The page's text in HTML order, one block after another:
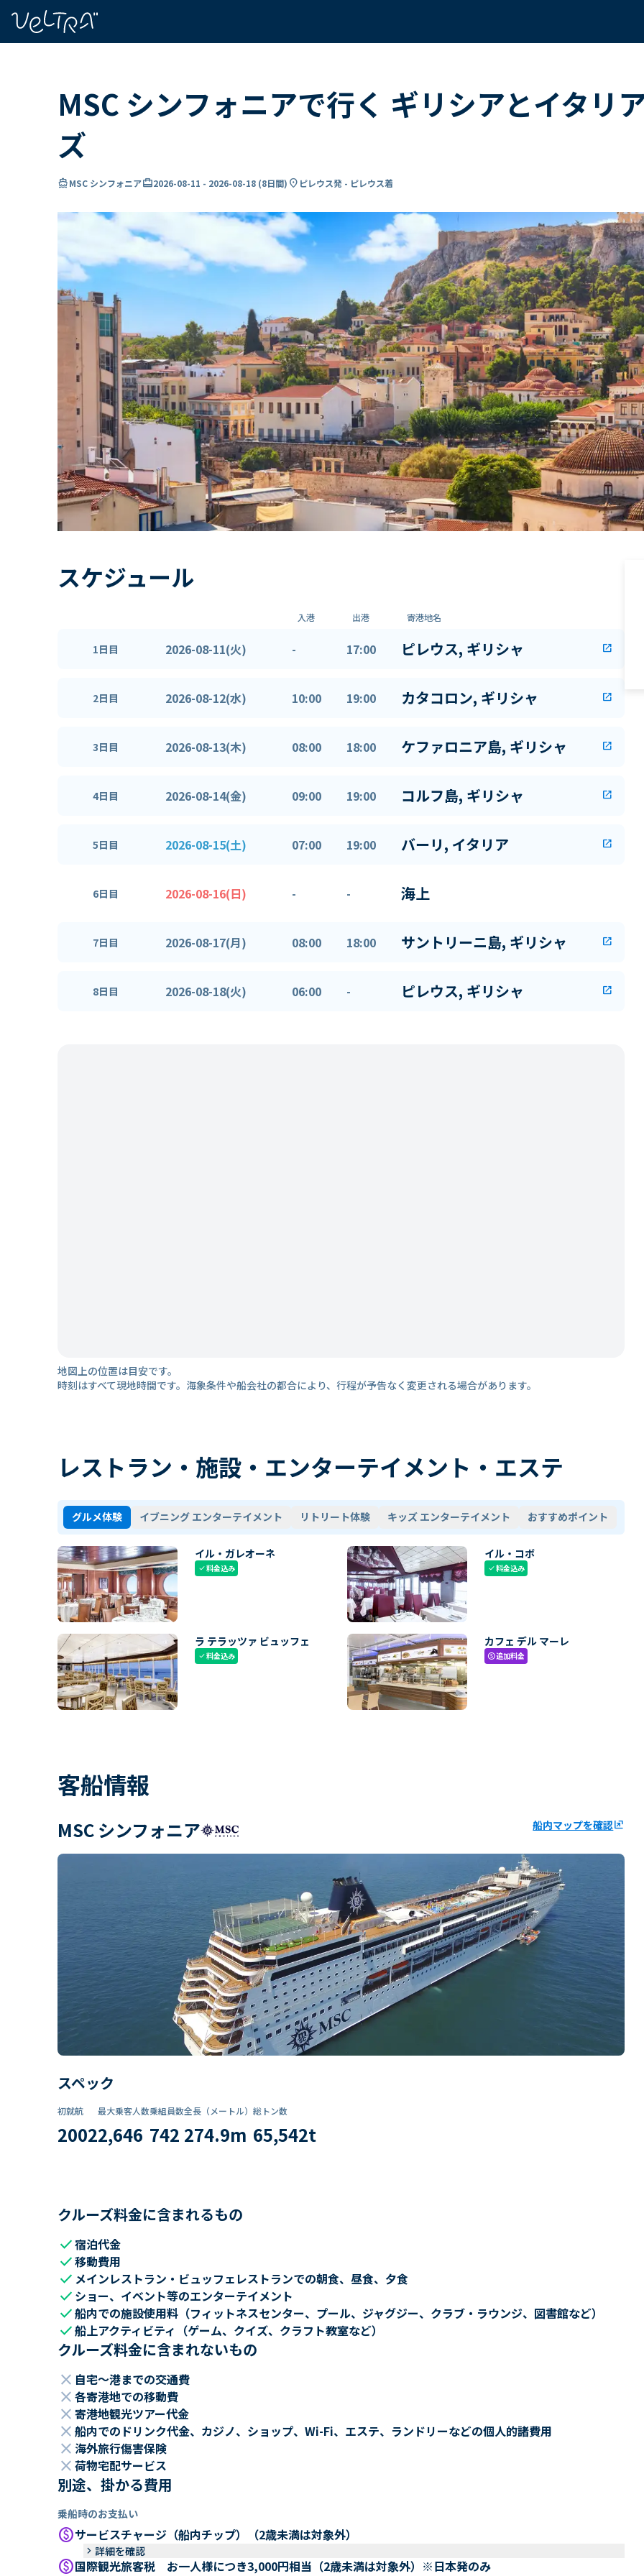
MSC シンフォニアで行く ギリシアとイタリ
ズ
directions_boatMSC シンフォニアcard_travel2026-08-11 - 2026-08-18 (8日間) location_on ピレウス発 - ピレウス着
スケジュール
入港 出港 寄港地名
1日目 2026-08-11(火) - 17:00 ピレウス, ギリシャ open_in_new
2日目 2026-08-12(水) 10:00 19:00 カタコロン, ギリシャ open_in_new
3日目 2026-08-13(木) 08:00 18:00 ケファロニア島, ギリシャ open_in_new
4日目 2026-08-14(金) 09:00 19:00 コルフ島, ギリシャ open_in_new
5日目 2026-08-15(土) 07:00 19:00 バーリ, イタリア open_in_new
6日目 2026-08-16(日) - - 海上
7日目 2026-08-17(月) 08:00 18:00 サントリーニ島, ギリシャ open_in_new
8日目 2026-08-18(火) 06:00 - ピレウス, ギリシャ open_in_new
地図上の位置は目安です。
時刻はすべて現地時間です。海象条件や船会社の都合により、行程が予告なく変更される場合があります。
レストラン・施設・エンターテイメント・エステ
グルメ体験 イブニング エンターテイメント リトリート体験 キッズ エンターテイメント おすすめポイント
イル・ガレオーネ
check料金込み
イル・コボ
check料金込み
ラ テラッツァ ビュッフェ
check料金込み
カフェ デル マーレ
paid追加料金
客船情報
MSC シンフォニア 船内マップを確認ungroup
スペック
初就航
2002
最大乗客人数
2,646
乗組員数​
742
全長（メートル）
274.9m
総トン数​
65,542t
クルーズ料金に含まれるもの
check宿泊代金
check移動費用
check メインレストラン・ビュッフェレストランでの朝食、昼食、夕食
check ショー、イベント等のエンターテイメント
check船内での施設使用料（フィットネスセンター、プール、ジャグジー、クラブ・ラウンジ、図書館など）
check船上アクティビティ（ゲーム、クイズ、クラフト教室など）
クルーズ料金に含まれないもの
close 自宅～港までの交通費
close 各寄港地での移動費
close 寄港地観光ツアー代金
close 船内でのドリンク代金、カジノ、ショップ、Wi-Fi、エステ、ランドリーなどの個人的諸費用
close 海外旅行傷害保険
close 荷物宅配サービス
別途、掛かる費用
乗船時のお支払い
paidサービスチャージ（船内チップ）（2歳未満は対象外）
keyboard_arrow_right 詳細を確認
paid国際観光旅客税 お一人様につき3,000円相当（2歳未満は対象外）※日本発のみ